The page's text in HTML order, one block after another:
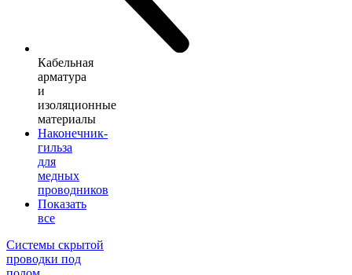
Кабельная
арматура
и
изоляционные
материалы
Наконечник-
гильза
для
медных
проводников
Показать
все
Системы скрытой
проводки под